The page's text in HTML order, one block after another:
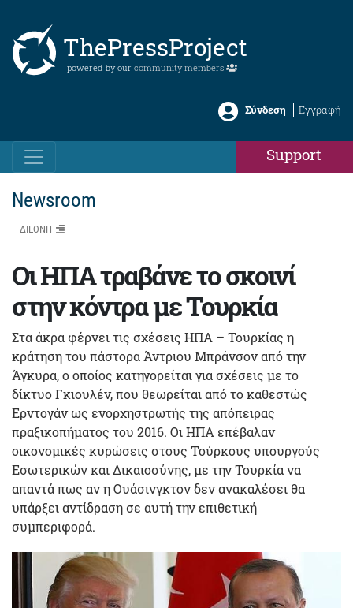
ThePressProject
powered by our community members
Σύνδεση Εγγραφή
Support
Newsroom
ΔΙΕΘΝΗ
Οι ΗΠΑ τραβάνε το σκοινί
στην κόντρα με Τουρκία
Στα άκρα φέρνει τις σχέσεις ΗΠΑ – Τουρκίας η
κράτηση του πάστορα Άντριου Μπράνσον από την
Άγκυρα, ο οποίος κατηγορείται για σχέσεις με το
δίκτυο Γκιουλέν, που θεωρείται από το καθεστώς
Ερντογάν ως ενορχηστρωτής της απόπειρας
πραξικοπήματος του 2016. Οι ΗΠΑ επέβαλαν
οικονομικές κυρώσεις στους Τούρκους υπουργούς
Εσωτερικών και Δικαιοσύνης, με την Τουρκία να
απαντά πως αν η Ουάσινγκτον δεν ανακαλέσει θα
υπάρξει αντίδραση σε αυτή την επιθετική
συμπεριφορά.